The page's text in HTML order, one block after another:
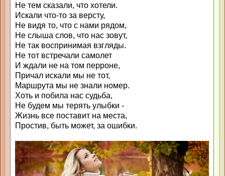
Не тем сказали, что хотели.
Искали что-то за версту,
Не видя то, что с нами рядом,
Не слыша слов, что нас зовут,
Не так воспринимая взгляды.
Не тот встречали самолет
И ждали не на том перроне,
Причал искали мы не тот,
Маршрута мы не знали номер.
Хоть и побила нас судьба,
Не будем мы терять улыбки -
Жизнь все поставит на места,
Простив, быть может, за ошибки.